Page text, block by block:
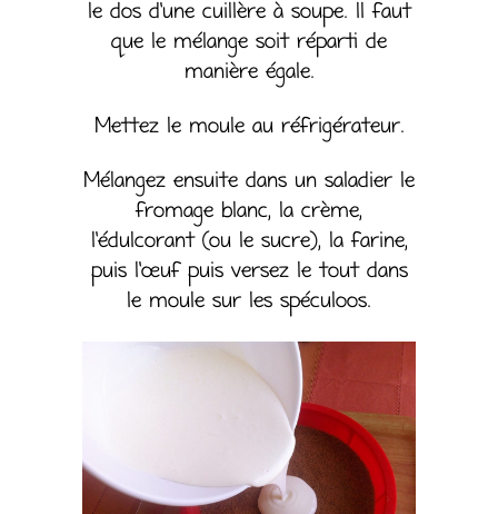
le dos d’une cuillère à soupe. Il faut
que le mélange soit réparti de
manière égale.
Mettez le moule au réfrigérateur.
Mélangez ensuite dans un saladier le
fromage blanc, la crème,
l’édulcorant (ou le sucre), la farine,
puis l’œuf puis versez le tout dans
le moule sur les spéculoos.